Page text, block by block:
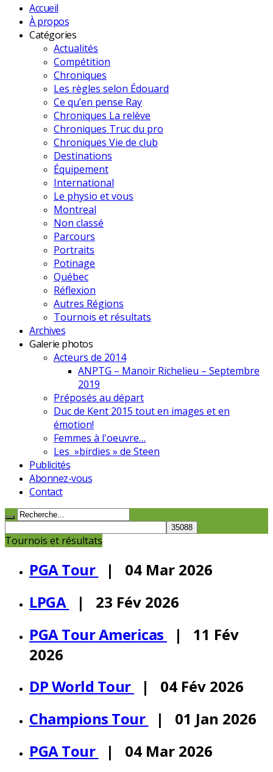
Accueil
À propos
Catégories
Actualités
Compétition
Chroniques
Les règles selon Édouard
Ce qu’en pense Ray
Chroniques La relève
Chroniques Truc du pro
Chroniques Vie de club
Destinations
Équipement
International
Le physio et vous
Montreal
Non classé
Parcours
Portraits
Potinage
Québec
Réflexion
Autres Régions
Tournois et résultats
Archives
Galerie photos
Acteurs de 2014
ANPTG – Manoir Richelieu – Septembre
2019
Préposés au départ
Duc de Kent 2015 tout en images et en
émotion!
Femmes à l'oeuvre…
Les »birdies » de Steen
Publicités
Abonnez-vous
Contact
Tournois et résultats
PGA Tour
| 04 Mar 2026
LPGA
| 23 Fév 2026
PGA Tour Americas
| 11 Fév
2026
DP World Tour
| 04 Fév 2026
Champions Tour
| 01 Jan 2026
PGA Tour
| 04 Mar 2026